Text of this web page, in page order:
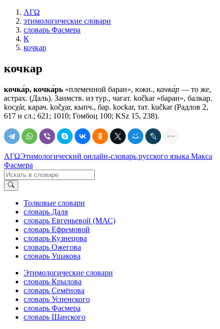
ΛΓΩ
этимологические словари
словарь Фасмера
К
кочкар
кочкар
кочка́р, кочка́рь «племенной баран», южн., качка́р — то же,
астрах. (Даль). Заимств. из тур., чагат. kоčkаr «баран», балкар.
kocχár, карач. kоčχаr, кыпч., бар. kосkаr, тат. kučkar (Радлов 2,
617 и сл.; 621; 1010; Гомбоц 100; KSz 15, 238).
ΛΓΩЭтимологический онлайн-словарь русского языка Макса
Фасмера
Толковые словари
словарь Даля
словарь Евгеньевой (МАС)
словарь Ефремовой
словарь Кузнецова
словарь Ожегова
словарь Ушакова
Этимологические словари
словарь Крылова
словарь Семёнова
словарь Успенского
словарь Фасмера
словарь Шанского